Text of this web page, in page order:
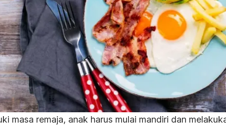
masa remaja, anak harus mulai mandiri dan